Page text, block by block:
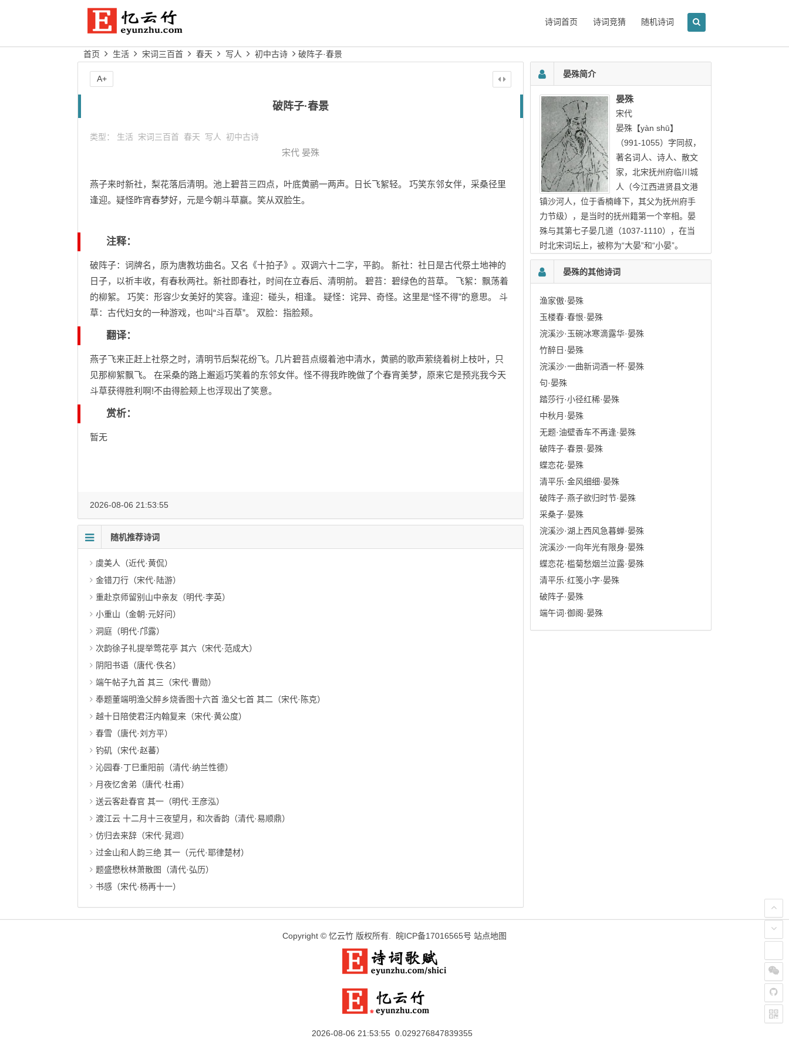
诗词首页 诗词竞猜 随机诗词
首页 生活 宋词三百首 春天 写人 初中古诗 破阵子·春景
破阵子·春景
类型： 生活 宋词三百首 春天 写人 初中古诗
宋代 晏殊
燕子来时新社，梨花落后清明。池上碧苔三四点，叶底黄鹂一两声。日长飞絮轻。 巧笑东邻女伴，采桑径里
逢迎。疑怪昨宵春梦好，元是今朝斗草赢。笑从双脸生。
注释：
破阵子：词牌名，原为唐教坊曲名。又名《十拍子》。双调六十二字，平韵。 新社：社日是古代祭土地神的
日子，以祈丰收，有春秋两社。新社即春社，时间在立春后、清明前。 碧苔：碧绿色的苔草。 飞絮：飘荡着
的柳絮。 巧笑：形容少女美好的笑容。逢迎：碰头，相逢。 疑怪：诧异、奇怪。这里是“怪不得”的意思。 斗
草：古代妇女的一种游戏，也叫“斗百草”。 双脸：指脸颊。
翻译：
燕子飞来正赶上社祭之时，清明节后梨花纷飞。几片碧苔点缀着池中清水，黄鹂的歌声萦绕着树上枝叶，只
见那柳絮飘飞。 在采桑的路上邂逅巧笑着的东邻女伴。怪不得我昨晚做了个春宵美梦，原来它是预兆我今天
斗草获得胜利啊!不由得脸颊上也浮现出了笑意。
赏析：
暂无
A+
2026-08-06 21:53:55
随机推荐诗词
虞美人（近代·黄侃）
金错刀行（宋代·陆游）
重赴京师留别山中亲友（明代·李英）
小重山（金朝·元好问）
洞庭（明代·邝露）
次韵徐子礼提举莺花亭 其六（宋代·范成大）
阴阳书语（唐代·佚名）
端午帖子九首 其三（宋代·曹勋）
奉题董端明渔父醉乡烧香图十六首 渔父七首 其二（宋代·陈克）
越十日陪使君汪内翰复来（宋代·黄公度）
春雪（唐代·刘方平）
钓矶（宋代·赵蕃）
沁园春·丁巳重阳前（清代·纳兰性德）
月夜忆舍弟（唐代·杜甫）
送云客赴春官 其一（明代·王彦泓）
渡江云 十二月十三夜望月，和次香韵（清代·易顺鼎）
仿归去来辞（宋代·晁迥）
过金山和人韵三绝 其一（元代·耶律楚材）
题盛懋秋林萧散图（清代·弘历）
书感（宋代·杨再十一）
晏殊简介
晏殊
宋代
晏殊【yàn shū】
（991-1055）字同叔，
著名词人、诗人、散文
家，北宋抚州府临川城
人（今江西进贤县文港
镇沙河人，位于香楠峰下，其父为抚州府手
力节级），是当时的抚州籍第一个宰相。晏
殊与其第七子晏几道（1037-1110），在当
时北宋词坛上，被称为“大晏”和“小晏”。
晏殊的其他诗词
渔家傲·晏殊
玉楼春·春恨·晏殊
浣溪沙·玉碗冰寒滴露华·晏殊
竹醉日·晏殊
浣溪沙·一曲新词酒一杯·晏殊
句·晏殊
踏莎行·小径红稀·晏殊
中秋月·晏殊
无题·油壁香车不再逢·晏殊
破阵子·春景·晏殊
蝶恋花·晏殊
清平乐·金风细细·晏殊
破阵子·燕子欲归时节·晏殊
采桑子·晏殊
浣溪沙·湖上西风急暮蝉·晏殊
浣溪沙·一向年光有限身·晏殊
蝶恋花·槛菊愁烟兰泣露·晏殊
清平乐·红笺小字·晏殊
破阵子·晏殊
端午词·御阁·晏殊
Copyright © 忆云竹 版权所有. 皖ICP备17016565号 站点地图
2026-08-06 21:53:55 0.029276847839355